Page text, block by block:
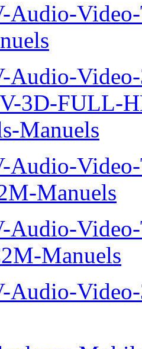
Audio-
Audio-
3D-FULL-
Manuels
Audio-
Manuels
Audio-
Manuels
Audio-